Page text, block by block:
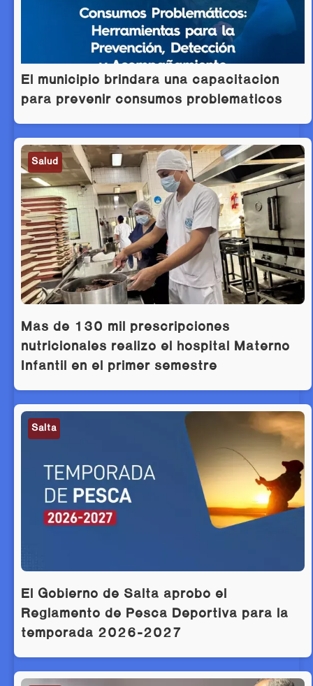
El municipio brindará una capacitación
para prevenir consumos problemáticos
Salud
Más de 130 mil prescripciones
nutricionales realizó el hospital Materno
Infantil en el primer semestre
Salta
El Gobierno de Salta aprobó el
Reglamento de Pesca Deportiva para la
temporada 2026-2027